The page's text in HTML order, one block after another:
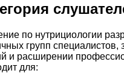
по нутрициологии
групп специалистов,
и расширении
для: